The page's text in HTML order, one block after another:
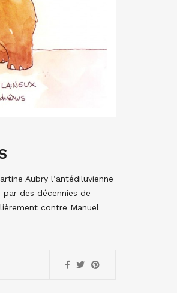
Aubry l’antédiluvienne
des décennies de
contre Manuel